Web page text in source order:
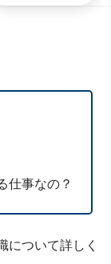
仕事なの？
について詳しく